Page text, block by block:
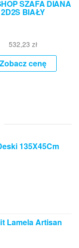
SZAFA DIANA
2D2S BIAŁY
532,23zł
Zobacz cenę
135X45Cm
Lamela Artisan